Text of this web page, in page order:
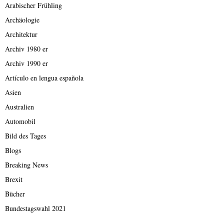
Arabischer Frühling
Archäologie
Architektur
Archiv 1980 er
Archiv 1990 er
Artículo en lengua española
Asien
Australien
Automobil
Bild des Tages
Blogs
Breaking News
Brexit
Bücher
Bundestagswahl 2021